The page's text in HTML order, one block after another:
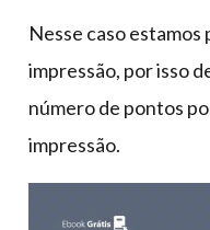
Nesse caso
impressão, por isso
número de pontos
impressão.